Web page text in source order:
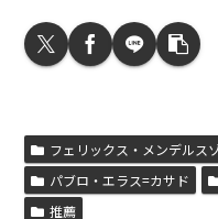
フェリックス・メンデルス
パブロ・エラス=カサド
推薦